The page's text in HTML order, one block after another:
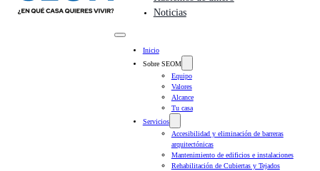
Noticias
Inicio
Sobre SEOM
Equipo
Valores
Alcance
Tu casa
Servicios
Accesibilidad y eliminación de barreras
arquitectónicas
Mantenimiento de edificios e instalaciones
Rehabilitación de Cubiertas y Tejados